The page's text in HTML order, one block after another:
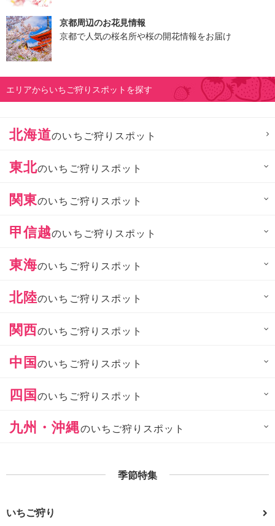
京都周辺のお花見情報
京都で人気の桜名所や桜の開花情報をお届け
エリアからいちご狩りスポットを探す
北海道のいちご狩りスポット
東北のいちご狩りスポット
関東のいちご狩りスポット
甲信越のいちご狩りスポット
東海のいちご狩りスポット
北陸のいちご狩りスポット
関西のいちご狩りスポット
中国のいちご狩りスポット
四国のいちご狩りスポット
九州・沖縄のいちご狩りスポット
季節特集
いちご狩り